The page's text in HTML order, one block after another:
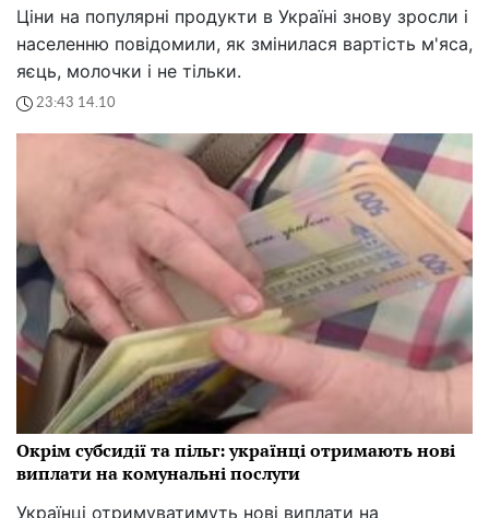
Ціни на популярні продукти в Україні знову зросли і
населенню повідомили, як змінилася вартість м'яса,
яєць, молочки і не тільки.
23:43 14.10
Окрім субсидії та пільг: українці отримають нові
виплати на комунальні послуги
Українці отримуватимуть нові виплати на